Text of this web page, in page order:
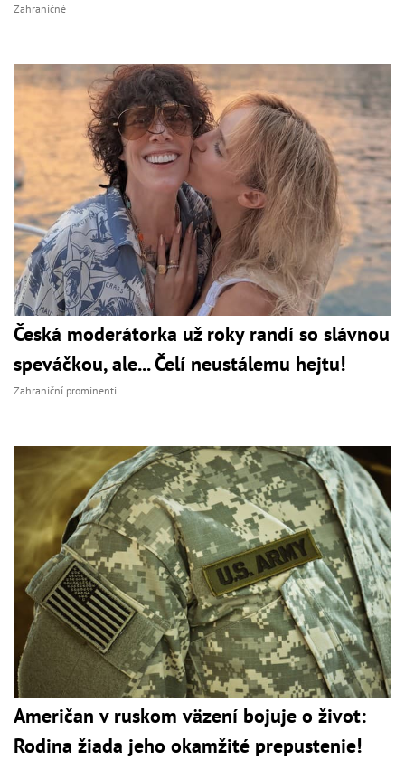
Zahraničné
Česká moderátorka už roky randí so slávnou
speváčkou, ale... Čelí neustálemu hejtu!
Zahraniční prominenti
Američan v ruskom väzení bojuje o život:
Rodina žiada jeho okamžité prepustenie!